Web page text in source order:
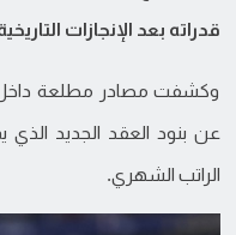
قدراته بعد الإنجازات
وكشفت مصادر مطلعة داخل
الراتب الشهري.